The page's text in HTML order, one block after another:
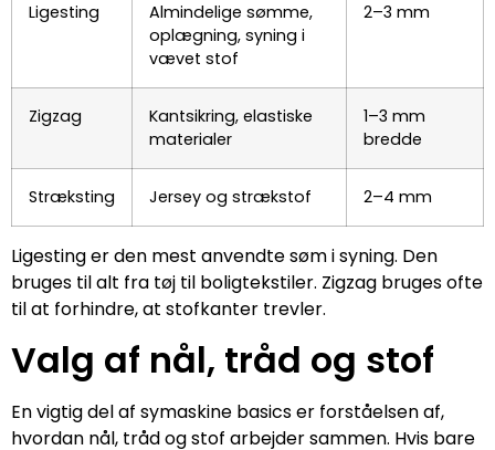
Ligesting
Almindelige sømme,
oplægning, syning i
vævet stof
2–3 mm
Zigzag
Kantsikring, elastiske
materialer
1–3 mm
bredde
Stræksting Jersey og strækstof 2–4 mm
Ligesting er den mest anvendte søm i syning. Den
bruges til alt fra tøj til boligtekstiler. Zigzag bruges ofte
til at forhindre, at stofkanter trevler.
Valg af nål, tråd og stof
En vigtig del af symaskine basics er forståelsen af,
hvordan nål, tråd og stof arbejder sammen. Hvis bare